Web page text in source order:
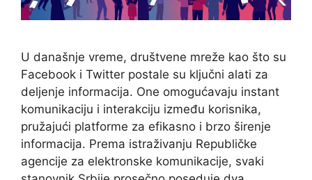
U današnje vreme, društvene mreže kao što su
Facebook i Twitter postale su ključni alati za
deljenje informacija. One omogućavaju instant
komunikaciju i interakciju između korisnika,
pružajući platforme za efikasno i brzo širenje
informacija. Prema istraživanju Republičke
agencije za elektronske komunikacije, svaki